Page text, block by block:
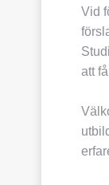
Vid
att